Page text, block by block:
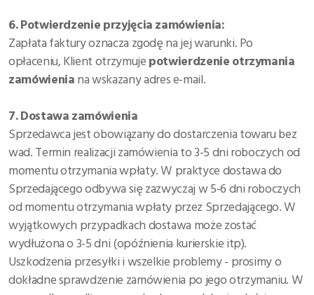
6. Potwierdzenie przyjęcia zamówienia:
Zapłata faktury oznacza zgodę na jej warunki. Po
opłaceniu, Klient otrzymujepotwierdzenie otrzymania
zamówieniana wskazany adres e-mail.
7. Dostawa zamówienia
Sprzedawca jest obowiązany do dostarczenia towaru bez
wad. Termin realizacji zamówienia to 3-5 dni roboczych od
momentu otrzymania wpłaty. W praktyce dostawa do
Sprzedającego odbywa się zazwyczaj w 5-6 dni roboczych
od momentu otrzymania wpłaty przez Sprzedającego. W
wyjątkowych przypadkach dostawa może zostać
wydłużona o 3-5 dni (opóźnienia kurierskie itp).
Uszkodzenia przesyłki i wszelkie problemy - prosimy o
dokładne sprawdzenie zamówienia po jego otrzymaniu. W